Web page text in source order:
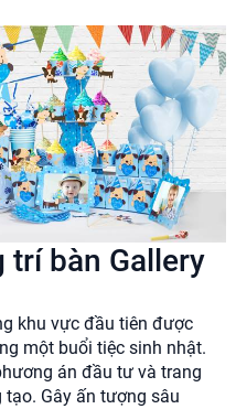
trí bàn Gallery
khu vực đầu tiên được
một buổi tiệc sinh nhật.
án đầu tư và trang
Gây ấn tượng sâu